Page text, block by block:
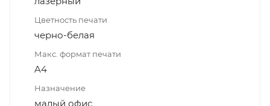
Цветность печати
черно-белая
Макс. формат печати
A4
Назначение
малый офис